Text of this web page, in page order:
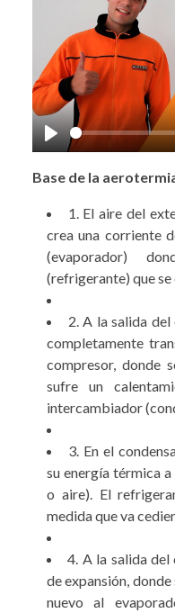
Play
Base de la
1. El aire del
crea una corriente
(evaporador)
(refrigerante) que se
2. A la salida
completamente
compresor, donde
sufre un
intercambiador
3. En el
su energía térmica
o aire). El
medida que va
4. A la salida del
de expansión,
nuevo al